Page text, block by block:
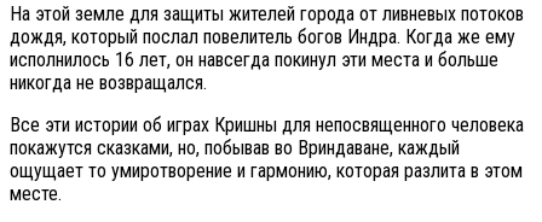
На этой земле для защиты жителей города от ливневых потоков
дождя, который послал повелитель богов Индра. Когда же ему
исполнилось 16 лет, он навсегда покинул эти места и больше
никогда не возвращался.
Все эти истории об играх Кришны для непосвященного человека
покажутся сказками, но, побывав во Вриндаване, каждый
ощущает то умиротворение и гармонию, которая разлита в этом
месте.